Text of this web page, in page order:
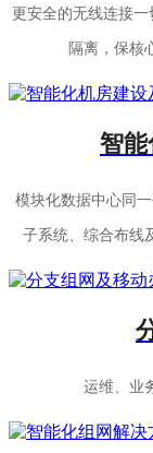
更安全的无线连接
隔离，保核
智能
模块化数据中心同
子系统、综合布线
运维、业